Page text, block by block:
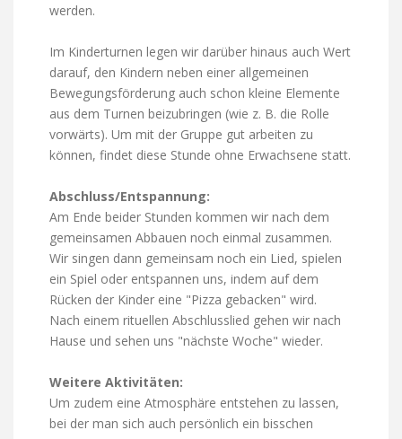
werden.
Im Kinderturnen legen wir darüber hinaus auch Wert
darauf, den Kindern neben einer allgemeinen
Bewegungsförderung auch schon kleine Elemente
aus dem Turnen beizubringen (wie z. B. die Rolle
vorwärts). Um mit der Gruppe gut arbeiten zu
können, findet diese Stunde ohne Erwachsene statt.
Abschluss/Entspannung:
Am Ende beider Stunden kommen wir nach dem
gemeinsamen Abbauen noch einmal zusammen.
Wir singen dann gemeinsam noch ein Lied, spielen
ein Spiel oder entspannen uns, indem auf dem
Rücken der Kinder eine "Pizza gebacken" wird.
Nach einem rituellen Abschlusslied gehen wir nach
Hause und sehen uns "nächste Woche" wieder.
Weitere Aktivitäten:
Um zudem eine Atmosphäre entstehen zu lassen,
bei der man sich auch persönlich ein bisschen